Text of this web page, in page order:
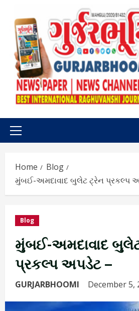
content
Primary
Home
Blog
મુંબઈ-અમદાવાદ બુલેટ ટ્રેન પ્રકલ્પ
Blog
મુંબઈ-અમદાવાદ
પ્રકલ્પ અપડેટ –
GURJARBHOOMI December 5,